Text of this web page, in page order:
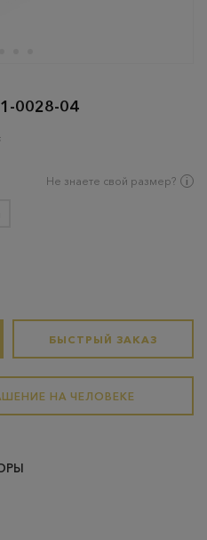
0028-04
Не знаете свой размер?
БЫСТРЫЙ ЗАКАЗ
НА ЧЕЛОВЕКЕ